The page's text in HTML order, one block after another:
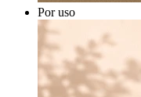
Por uso